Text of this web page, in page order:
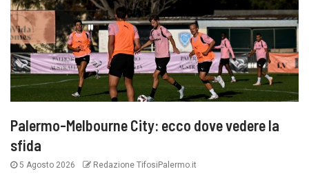
Palermo-Melbourne City: ecco dove vedere la
sfida
5 Agosto 2026 Redazione TifosiPalermo.it